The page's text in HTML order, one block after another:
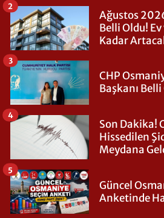
Ağustos
Belli Oldu! Ev
Kadar
2
CHP
Başkanı
3
Son Dakika!
Hissedilen
Meydana
4
Güncel
Anketinde
5